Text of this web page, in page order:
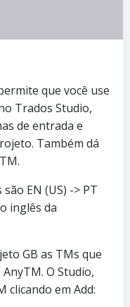
que você use
Trados Studio,
de entrada e
Também dá
EN (US) -> PT
inglês da
GB as TMs que
O Studio,
clicando em Add: